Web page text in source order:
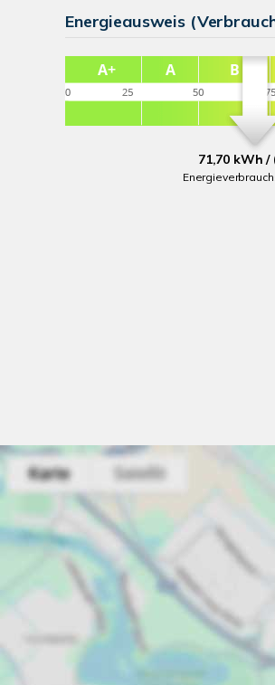
Energieausweis
71,70 kWh /